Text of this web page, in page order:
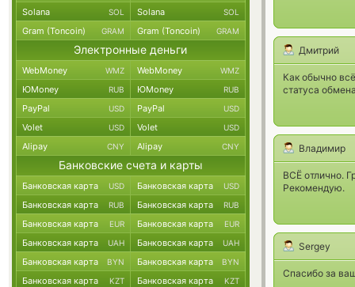
Дмитрий
Как обычно
статуса
Владимир
ВСЁ отлично.
Рекомендую.
Sergey
Спасибо за
Solana SOL Solana SOL
Gram (Toncoin) GRAM Gram (Toncoin) GRAM
Электронные деньги
WebMoney WMZ WebMoney WMZ
ЮMoney RUB ЮMoney RUB
PayPal USD PayPal USD
Volet USD Volet USD
Alipay CNY Alipay CNY
Банковские счета и карты
Банковская карта USD Банковская карта USD
Банковская карта RUB Банковская карта RUB
Банковская карта EUR Банковская карта EUR
Банковская карта UAH Банковская карта UAH
Банковская карта BYN Банковская карта BYN
Банковская карта KZT Банковская карта KZT